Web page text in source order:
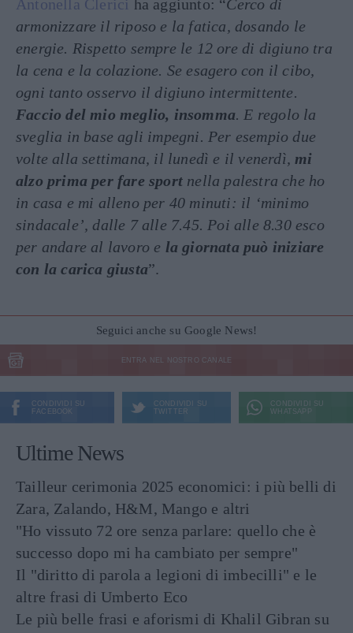
Antonella Clerici ha aggiunto: “Cerco di
armonizzare il riposo e la fatica, dosando le
energie. Rispetto sempre le 12 ore di digiuno tra
la cena e la colazione. Se esagero con il cibo,
ogni tanto osservo il digiuno intermittente.
Faccio del mio meglio, insomma. E regolo la
sveglia in base agli impegni. Per esempio due
volte alla settimana, il lunedì e il venerdì, mi
alzo prima per fare sport nella palestra che ho
in casa e mi alleno per 40 minuti: il ‘minimo
sindacale’, dalle 7 alle 7.45. Poi alle 8.30 esco
per andare al lavoro e la giornata può iniziare
con la carica giusta”.
Seguici anche su Google News!
ENTRA NEL NOSTRO CANALE
CONDIVIDI SU
FACEBOOK
CONDIVIDI SU
TWITTER
CONDIVIDI SU
WHATSAPP
Ultime News
Tailleur cerimonia 2025 economici: i più belli di
Zara, Zalando, H&M, Mango e altri
"Ho vissuto 72 ore senza parlare: quello che è
successo dopo mi ha cambiato per sempre"
Il "diritto di parola a legioni di imbecilli" e le
altre frasi di Umberto Eco
Le più belle frasi e aforismi di Khalil Gibran su